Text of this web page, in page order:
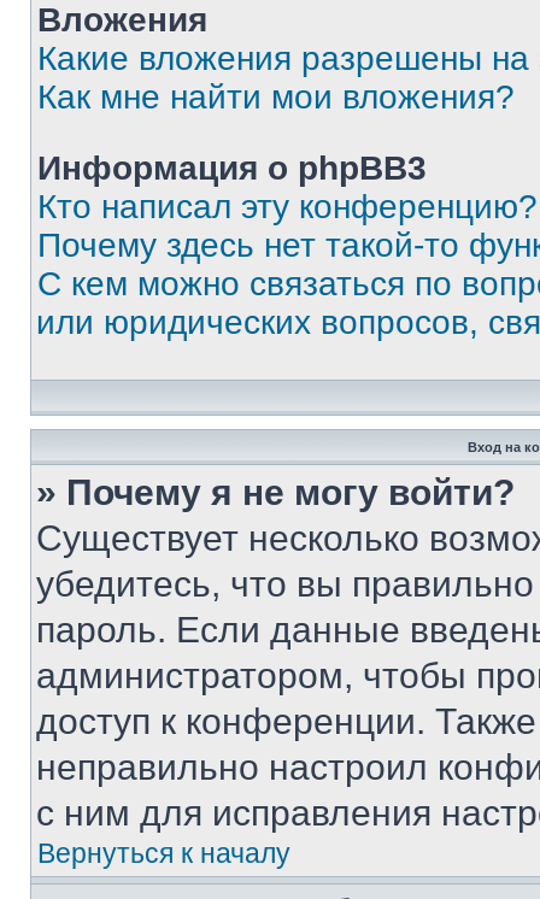
Вложения
Какие вложения разрешены
Как мне найти мои вложения?
Информация о phpBB3
Кто написал эту конференцию?
Почему здесь нет такой-то
С кем можно связаться по
или юридических вопросов,
Вход на
» Почему я не могу войти?
Существует несколько
убедитесь, что вы
пароль. Если данные
администратором, чтобы
доступ к конференции.
неправильно настроил
с ним для исправления
Вернуться к началу